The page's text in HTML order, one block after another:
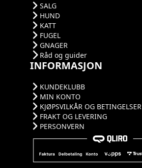
SALG
HUND
KATT
FUGEL
GNAGER
Råd og guider
INFORMASJON
KUNDEKLUBB
MIN KONTO
KJØPSVILKÅR OG BETINGELSER
FRAKT OG LEVERING
PERSONVERN